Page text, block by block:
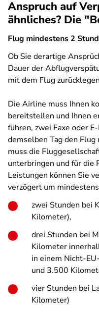
Anspruch auf
ähnliches? Die
Flug mindestens 2
Ob Sie derartige
Dauer der
mit dem Flug
Die Airline muss Ihnen
bereitstellen und Ihnen
führen, zwei Faxe oder
demselben Tag den
muss die
unterbringen und für die
Leistungen können Sie
verzögert um mindestens
zwei Stunden bei
Kilometer),
drei Stunden bei
Kilometer
in einem Nicht-
und 3.500
vier Stunden bei
Kilometer)